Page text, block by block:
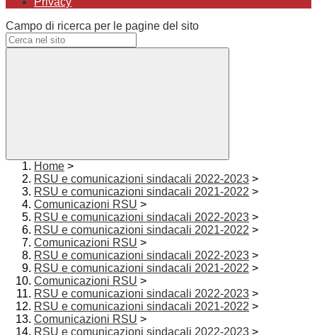
Campo di ricerca per le pagine del sito
Home >
RSU e comunicazioni sindacali 2022-2023 >
RSU e comunicazioni sindacali 2021-2022 >
Comunicazioni RSU >
RSU e comunicazioni sindacali 2022-2023 >
RSU e comunicazioni sindacali 2021-2022 >
Comunicazioni RSU >
RSU e comunicazioni sindacali 2022-2023 >
RSU e comunicazioni sindacali 2021-2022 >
Comunicazioni RSU >
RSU e comunicazioni sindacali 2022-2023 >
RSU e comunicazioni sindacali 2021-2022 >
Comunicazioni RSU >
RSU e comunicazioni sindacali 2022-2023 >